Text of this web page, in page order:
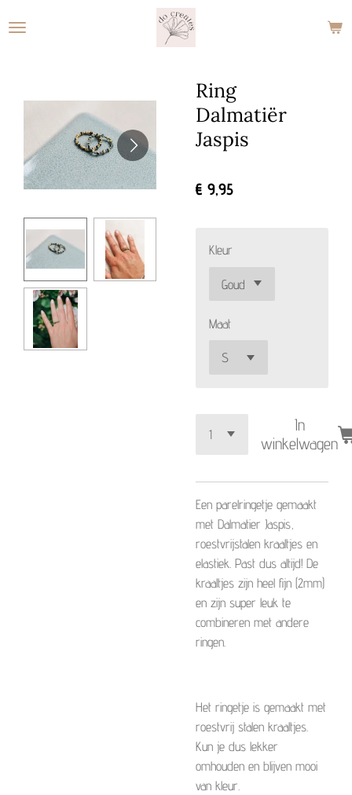
direct
Ring
Dalmatiër
Jaspis
€ 9,95
Kleur
Maat
In
winkelwagen
Een parelringetje gemaakt
met Dalmatier Jaspis,
roestvrijstalen kraaltjes en
elastiek. Past dus altijd! De
kraaltjes zijn heel fijn (2mm)
en zijn super leuk te
combineren met andere
ringen.
Het ringetje is gemaakt met
roestvrij stalen kraaltjes.
Kun je dus lekker
omhouden en blijven mooi
van kleur.